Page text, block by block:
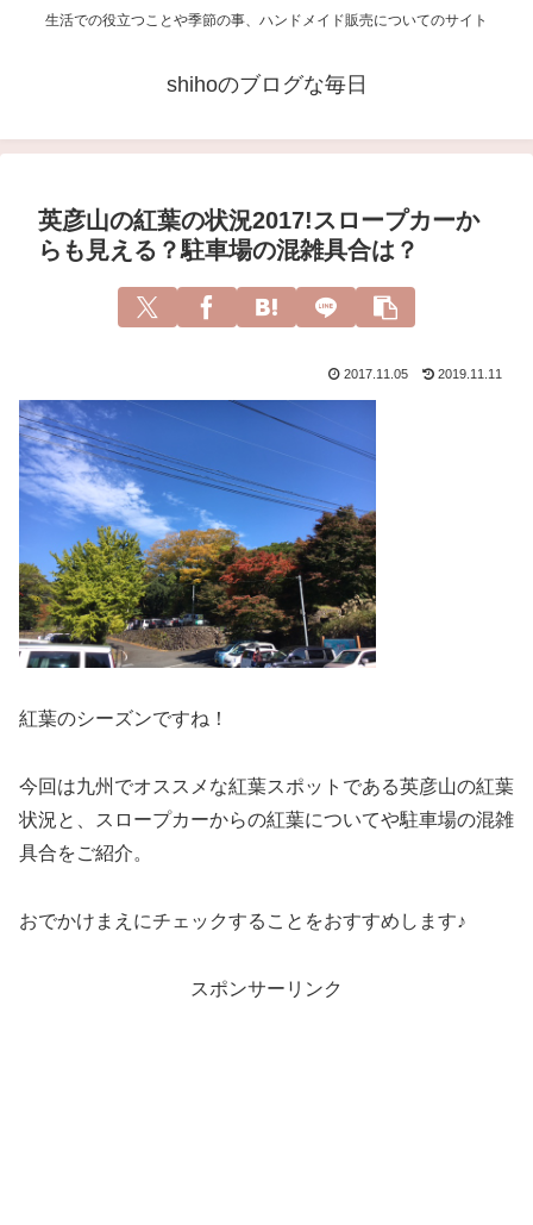
生活での役立つことや季節の事、ハンドメイド販売についてのサイト
shihoのブログな毎日
英彦山の紅葉の状況2017!スロープカーか
らも見える？駐車場の混雑具合は？
2017.11.05 2019.11.11
紅葉のシーズンですね！
今回は九州でオススメな紅葉スポットである英彦山の紅葉
状況と、
スロープカーからの紅葉についてや駐車場の混雑
具合をご紹介。
おでかけまえにチェックすることをおすすめします♪
スポンサーリンク